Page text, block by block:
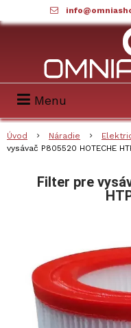
Menu
Úvod Náradie
vysávač P805520 HOTECHE
Filter pre